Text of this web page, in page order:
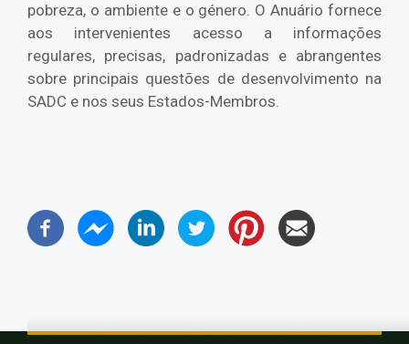
pobreza, o ambiente e o género. O Anuário fornece
aos intervenientes acesso a informações
regulares, precisas, padronizadas e abrangentes
sobre principais questões de desenvolvimento na
SADC e nos seus Estados-Membros.